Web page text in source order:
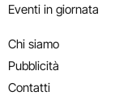
Eventi in giornata
Chi siamo
Pubblicità
Contatti